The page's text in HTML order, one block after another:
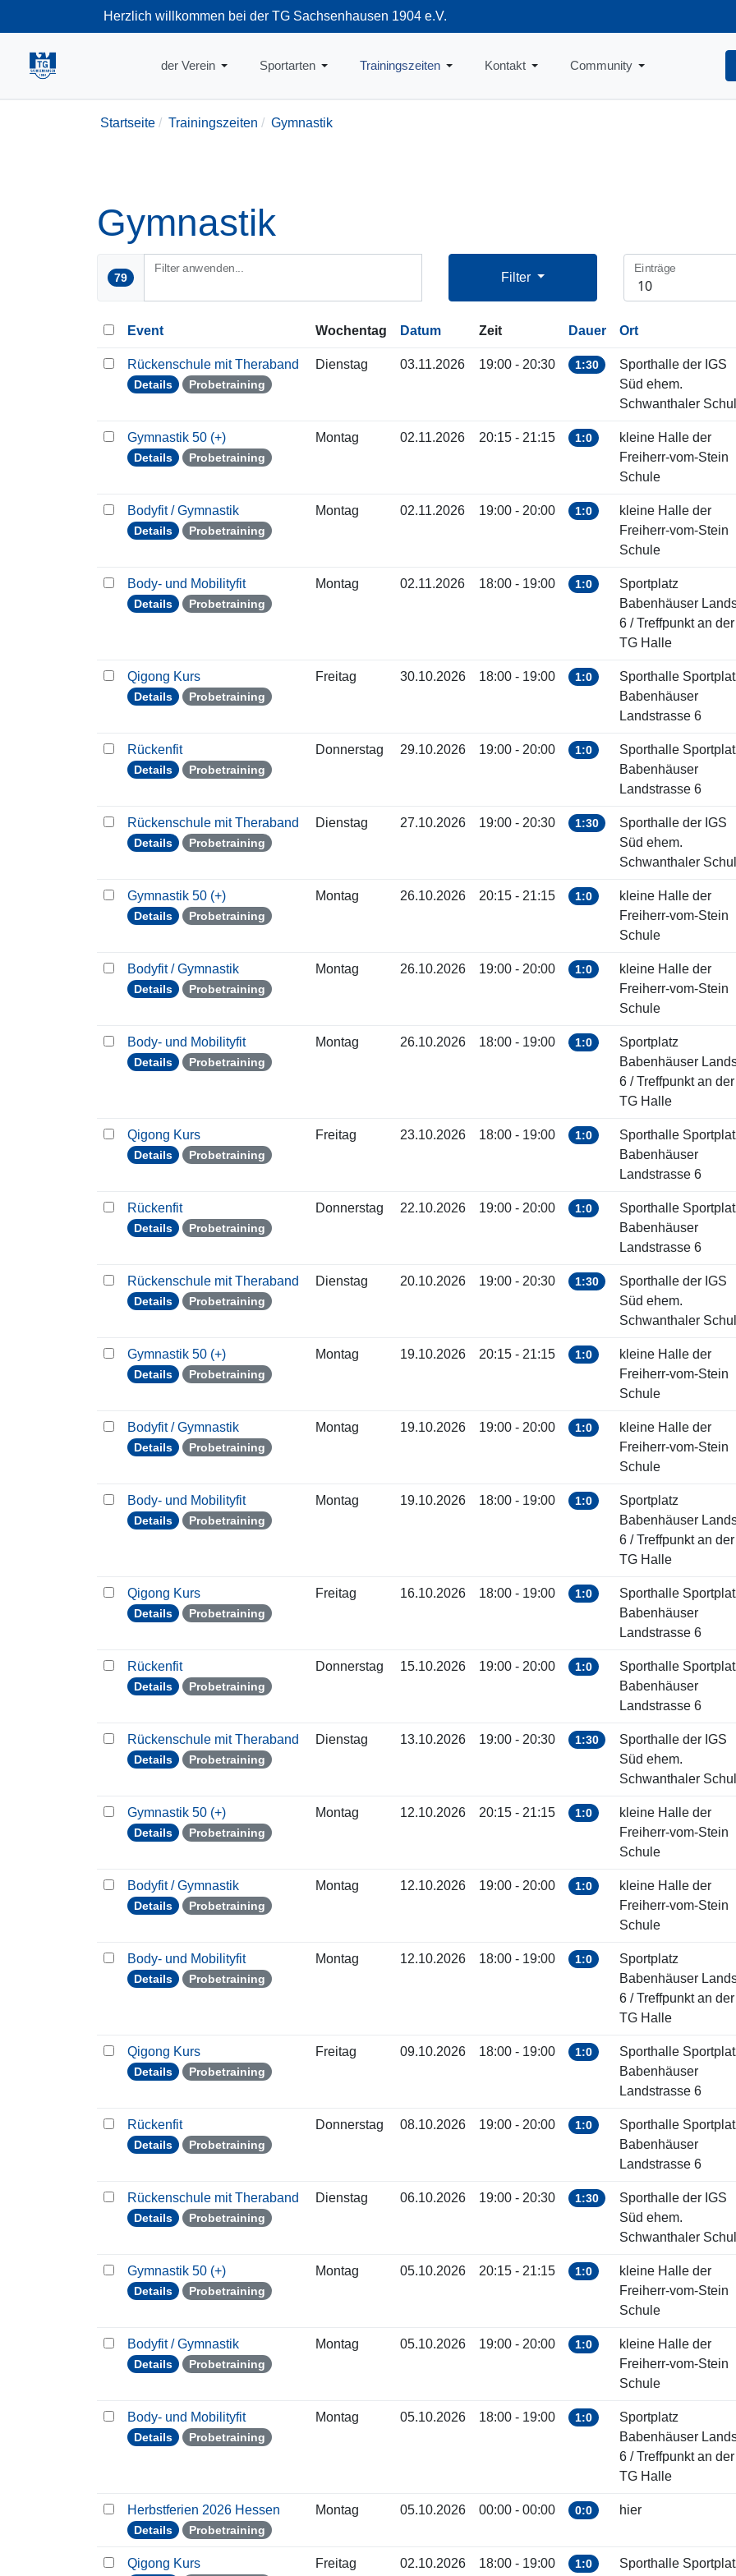
Herzlich willkommen bei der TG Sachsenhausen 1904 e.V.
+49-69-66374712
der Verein Sportarten Trainingszeiten Kontakt Community
Startseite Trainingszeiten Gymnastik
Gymnastik
79
Filter anwenden...
Filter
Einträge
Event Wochentag Datum Zeit Dauer Ort
Rückenschule mit Theraband
Details Probetraining
Dienstag 03.11.2026 19:00 - 20:30 1:30
Sporthalle der IGS
Süd ehem.
Schwanthaler
Gymnastik 50 (+)
Details Probetraining
Montag 02.11.2026 20:15 - 21:15 1:0
kleine Halle der
Freiherr-vom-Stein
Schule
Bodyfit / Gymnastik
Details Probetraining
Montag 02.11.2026 19:00 - 20:00 1:0
kleine Halle der
Freiherr-vom-Stein
Schule
Body- und Mobilityfit
Details Probetraining
Montag 02.11.2026 18:00 - 19:00 1:0
Sportplatz
Babenhäuser
6 / Treffpunkt an der
TG Halle
Qigong Kurs
Details Probetraining
Freitag 30.10.2026 18:00 - 19:00 1:0
Sporthalle
Babenhäuser
Landstrasse 6
Rückenfit
Details Probetraining
Donnerstag 29.10.2026 19:00 - 20:00 1:0
Sporthalle
Babenhäuser
Landstrasse 6
Rückenschule mit Theraband
Details Probetraining
Dienstag 27.10.2026 19:00 - 20:30 1:30
Sporthalle der IGS
Süd ehem.
Schwanthaler
Gymnastik 50 (+)
Details Probetraining
Montag 26.10.2026 20:15 - 21:15 1:0
kleine Halle der
Freiherr-vom-Stein
Schule
Bodyfit / Gymnastik
Details Probetraining
Montag 26.10.2026 19:00 - 20:00 1:0
kleine Halle der
Freiherr-vom-Stein
Schule
Body- und Mobilityfit
Details Probetraining
Montag 26.10.2026 18:00 - 19:00 1:0
Sportplatz
Babenhäuser
6 / Treffpunkt an der
TG Halle
Qigong Kurs
Details Probetraining
Freitag 23.10.2026 18:00 - 19:00 1:0
Sporthalle
Babenhäuser
Landstrasse 6
Rückenfit
Details Probetraining
Donnerstag 22.10.2026 19:00 - 20:00 1:0
Sporthalle
Babenhäuser
Landstrasse 6
Rückenschule mit Theraband
Details Probetraining
Dienstag 20.10.2026 19:00 - 20:30 1:30
Sporthalle der IGS
Süd ehem.
Schwanthaler
Gymnastik 50 (+)
Details Probetraining
Montag 19.10.2026 20:15 - 21:15 1:0
kleine Halle der
Freiherr-vom-Stein
Schule
Bodyfit / Gymnastik
Details Probetraining
Montag 19.10.2026 19:00 - 20:00 1:0
kleine Halle der
Freiherr-vom-Stein
Schule
Body- und Mobilityfit
Details Probetraining
Montag 19.10.2026 18:00 - 19:00 1:0
Sportplatz
Babenhäuser
6 / Treffpunkt an der
TG Halle
Qigong Kurs
Details Probetraining
Freitag 16.10.2026 18:00 - 19:00 1:0
Sporthalle
Babenhäuser
Landstrasse 6
Rückenfit
Details Probetraining
Donnerstag 15.10.2026 19:00 - 20:00 1:0
Sporthalle
Babenhäuser
Landstrasse 6
Rückenschule mit Theraband
Details Probetraining
Dienstag 13.10.2026 19:00 - 20:30 1:30
Sporthalle der IGS
Süd ehem.
Schwanthaler
Gymnastik 50 (+)
Details Probetraining
Montag 12.10.2026 20:15 - 21:15 1:0
kleine Halle der
Freiherr-vom-Stein
Schule
Bodyfit / Gymnastik
Details Probetraining
Montag 12.10.2026 19:00 - 20:00 1:0
kleine Halle der
Freiherr-vom-Stein
Schule
Body- und Mobilityfit
Details Probetraining
Montag 12.10.2026 18:00 - 19:00 1:0
Sportplatz
Babenhäuser
6 / Treffpunkt an der
TG Halle
Qigong Kurs
Details Probetraining
Freitag 09.10.2026 18:00 - 19:00 1:0
Sporthalle
Babenhäuser
Landstrasse 6
Rückenfit
Details Probetraining
Donnerstag 08.10.2026 19:00 - 20:00 1:0
Sporthalle
Babenhäuser
Landstrasse 6
Rückenschule mit Theraband
Details Probetraining
Dienstag 06.10.2026 19:00 - 20:30 1:30
Sporthalle der IGS
Süd ehem.
Schwanthaler
Gymnastik 50 (+)
Details Probetraining
Montag 05.10.2026 20:15 - 21:15 1:0
kleine Halle der
Freiherr-vom-Stein
Schule
Bodyfit / Gymnastik
Details Probetraining
Montag 05.10.2026 19:00 - 20:00 1:0
kleine Halle der
Freiherr-vom-Stein
Schule
Body- und Mobilityfit
Details Probetraining
Montag 05.10.2026 18:00 - 19:00 1:0
Sportplatz
Babenhäuser
6 / Treffpunkt an der
TG Halle
Herbstferien 2026 Hessen
Details Probetraining
Montag 05.10.2026 00:00 - 00:00 0:0 hier
Qigong Kurs Freitag 02.10.2026 18:00 - 19:00 1:0 Sporthalle